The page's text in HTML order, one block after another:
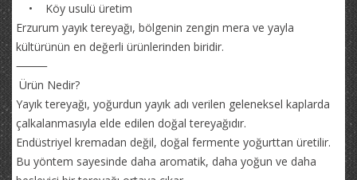
• Köy usulü üretim
Erzurum yayık tereyağı, bölgenin zengin mera ve yayla
kültürünün en değerli ürünlerinden biridir.
⸻
Ürün Nedir?
Yayık tereyağı, yoğurdun yayık adı verilen geleneksel kaplarda
çalkalanmasıyla elde edilen doğal tereyağıdır.
Endüstriyel kremadan değil, doğal fermente yoğurttan üretilir.
Bu yöntem sayesinde daha aromatik, daha yoğun ve daha